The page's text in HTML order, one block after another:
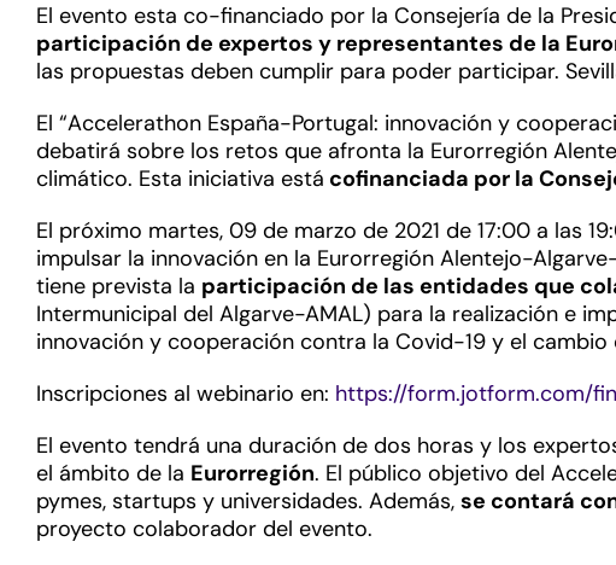
El evento esta co-financiado por la Consejería de la
participación de expertos y representantes de la
las propuestas deben cumplir para poder participar.
El “Accelerathon España-Portugal: innovación y
debatirá sobre los retos que afronta la Eurorregión
climático. Esta iniciativa está cofinanciada por la
El próximo martes, 09 de marzo de 2021 de 17:00 a las
impulsar la innovación en la Eurorregión Alentejo-
tiene prevista la participación de las entidades que
Intermunicipal del Algarve-AMAL) para la realización e
innovación y cooperación contra la Covid-19 y el cambio
Inscripciones al webinario en: https://form.jotform.com/
El evento tendrá una duración de dos horas y los
el ámbito de la Eurorregión. El público objetivo del
pymes, startups y universidades. Además, se contará
proyecto colaborador del evento.